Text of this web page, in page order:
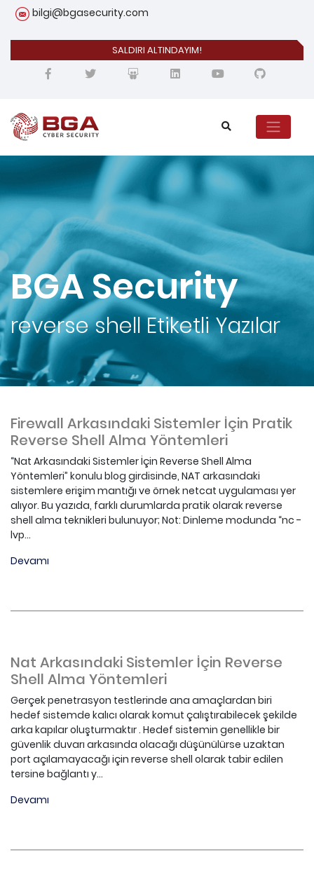
bilgi@bgasecurity.com
SALDIRI ALTINDAYIM!
BGA Security
reverse shellEtiketli Yazılar
Firewall Arkasındaki Sistemler İçin Pratik
Reverse Shell Alma Yöntemleri
“Nat Arkasındaki Sistemler İçin Reverse Shell Alma
Yöntemleri” konulu blog girdisinde, NAT arkasındaki
sistemlere erişim mantığı ve örnek netcat uygulaması yer
alıyor. Bu yazıda, farklı durumlarda pratik olarak reverse
shell alma teknikleri bulunuyor; Not: Dinleme modunda “nc -
lvp...
Devamı
Nat Arkasındaki Sistemler İçin Reverse
Shell Alma Yöntemleri
Gerçek penetrasyon testlerinde ana amaçlardan biri
hedef sistemde kalıcı olarak komut çalıştırabilecek şekilde
arka kapılar oluşturmaktır . Hedef sistemin genellikle bir
güvenlik duvarı arkasında olacağı düşünülürse uzaktan
port açılamayacağı için reverse shell olarak tabir edilen
tersine bağlantı y...
Devamı